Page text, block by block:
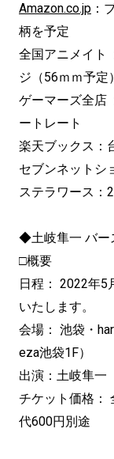
Amazon.co.jp ：
柄を予定
全国アニメイト
ジ（56ｍｍ予
ゲーマーズ全店
ートレート
楽天ブックス：
セブンネットシ
ステラワース：
◆土岐隼一 バー
□概要
日程： 2022年
いたします。
会場： 池袋・
eza池袋1F）
出演：土岐隼
チケット価格
代600円別途